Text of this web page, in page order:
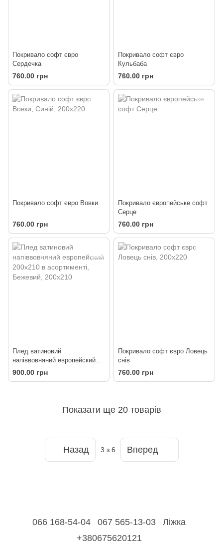
Покривало софт євро
Сердечка
760.00 грн
Покривало софт євро
Кульбаба
760.00 грн
Покривало софт євро Вовки
760.00 грн
Покривало європейське софт
Серце
760.00 грн
Плед ватиновий
напіввовняний европейский
200х210 в асортименті
900.00 грн
Покривало софт євро Ловець
снів
760.00 грн
Показати ще 20 товарів
Назад 3 з 6 Вперед
066 168-54-04 067 565-13-03
Ліжка
+380675620121